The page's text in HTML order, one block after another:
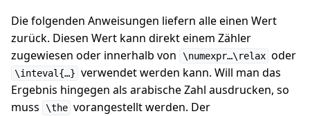
Die folgenden Anweisungen liefern alle einen Wert
zurück. Diesen Wert kann direkt einem Zähler
zugewiesen oder innerhalb von
\numexpr…\relax oder
\inteval{…} verwendet werden kann. Will man das
Ergebnis hingegen als arabische Zahl ausdrucken, so
muss
\the vorangestellt werden. Der